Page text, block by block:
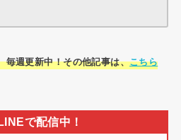
毎週更新中！その他記事は、こちら